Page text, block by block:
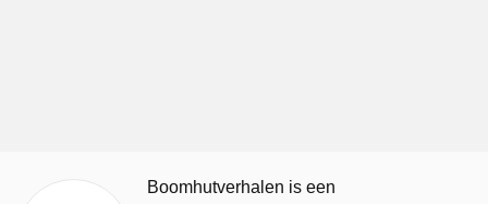
Boomhutverhalen is een